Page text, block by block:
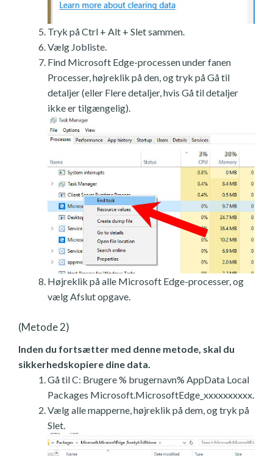
Tryk på Ctrl + Alt + Slet sammen.
Vælg Jobliste.
Find Microsoft Edge-processen under fanen
Processer, højreklik på den, og tryk på Gå til
detaljer (eller Flere detaljer, hvis Gå til detaljer
ikke er tilgængelig).
Højreklik på alle Microsoft Edge-processer, og
vælg Afslut opgave.
(Metode 2)
Inden du fortsætter med denne metode, skal du
sikkerhedskopiere dine data.
Gå til C: Brugere % brugernavn% AppData Local
Packages Microsoft.MicrosoftEdge_xxxxxxxxxx.
Vælg alle mapperne, højreklik på dem, og tryk på
Slet.